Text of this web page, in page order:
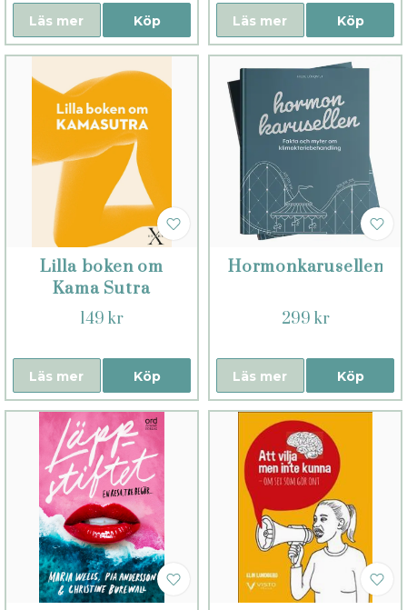
Köp
Läs mer Köp
Läs mer
Lilla boken om
Kama Sutra
149 kr
Köp
Läs mer
Hormonkarusellen
299 kr
Köp
Läs mer